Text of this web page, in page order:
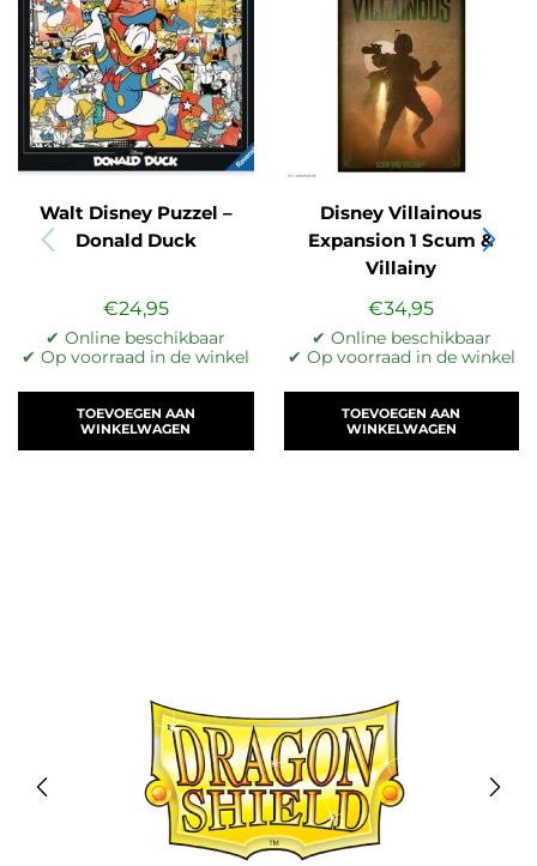
Walt Disney Puzzel –
Donald Duck
€24,95
✔ Online beschikbaar
✔ Op voorraad in de winkel
TOEVOEGEN AAN
WINKELWAGEN
Disney Villainous
Expansion 1 Scum &
Villainy
€34,95
✔ Online beschikbaar
✔ Op voorraad in de winkel
TOEVOEGEN AAN
WINKELWAGEN